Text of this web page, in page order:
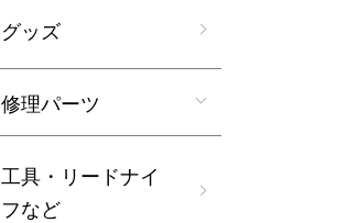
グッズ
修理パーツ
工具・リードナイ
フなど